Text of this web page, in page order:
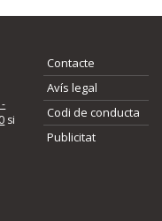
o
millora, ompliu els
del qual voleu informar-
si
Contacte
Avís legal
Codi de conducta
Publicitat